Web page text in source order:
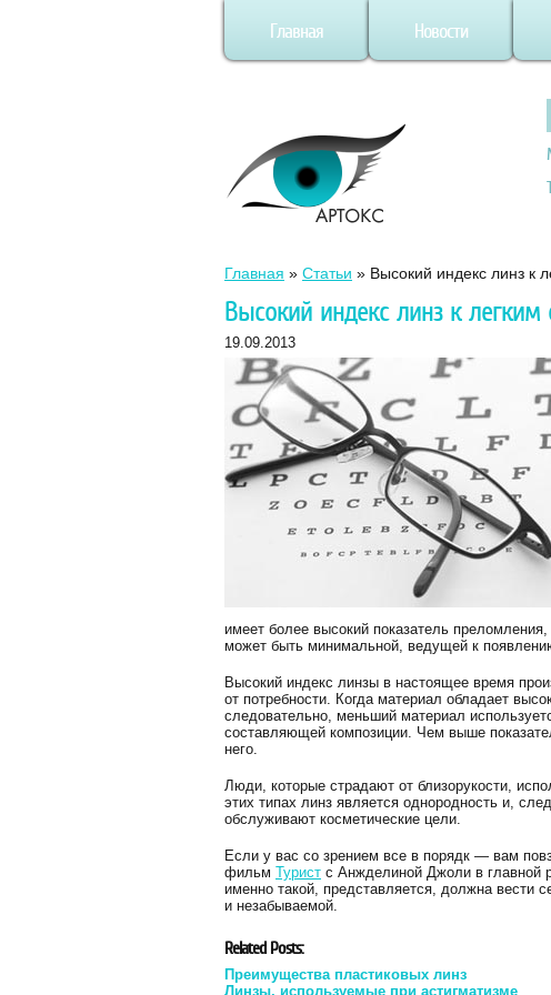
Главная Новости
Главная » Статьи » Высокий индекс линз к
Высокий индекс линз к легким
19.09.2013
имеет более высокий показатель
может быть минимальной, ведущей к
Высокий индекс линзы в настоящее время
от потребности. Когда материал обладает
следовательно, меньший материал
составляющей композиции. Чем выше
него.
Люди, которые страдают от близорукости,
этих типах линз является однородность и,
обслуживают косметические цели.
Если у вас со зрением все в порядк — вам
фильм Турист с Анжделиной Джоли в главной
именно такой, представляется, должна вести
и незабываемой.
Related Posts:
Преимущества пластиковых линз
Линзы, используемые при астигматизме